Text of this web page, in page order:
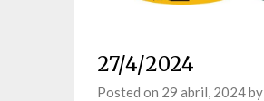
27/4/2024
Posted on 29 abril, 2024by